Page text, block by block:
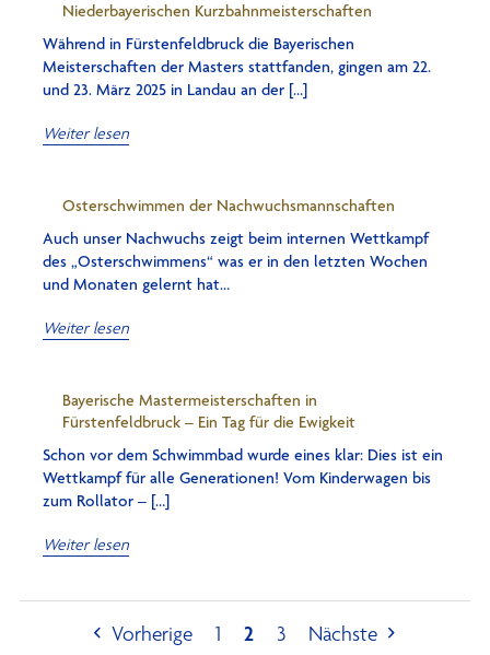
Niederbayerischen Kurzbahnmeisterschaften
Während in Fürstenfeldbruck die Bayerischen
Meisterschaften der Masters stattfanden, gingen am 22.
und 23. März 2025 in Landau an der […]
Weiter lesen
Osterschwimmen der Nachwuchsmannschaften
Auch unser Nachwuchs zeigt beim internen Wettkampf
des „Osterschwimmens“ was er in den letzten Wochen
und Monaten gelernt hat…
Weiter lesen
Bayerische Mastermeisterschaften in
Fürstenfeldbruck – Ein Tag für die Ewigkeit
Schon vor dem Schwimmbad wurde eines klar: Dies ist ein
Wettkampf für alle Generationen! Vom Kinderwagen bis
zum Rollator – […]
Weiter lesen
Vorherige 1 2 3 Nächste